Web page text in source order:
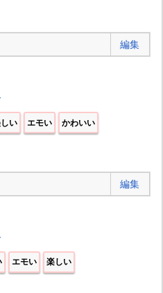
編集
い エモい かわいい
編集
エモい 楽しい